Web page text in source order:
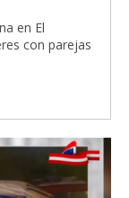
en El
con parejas